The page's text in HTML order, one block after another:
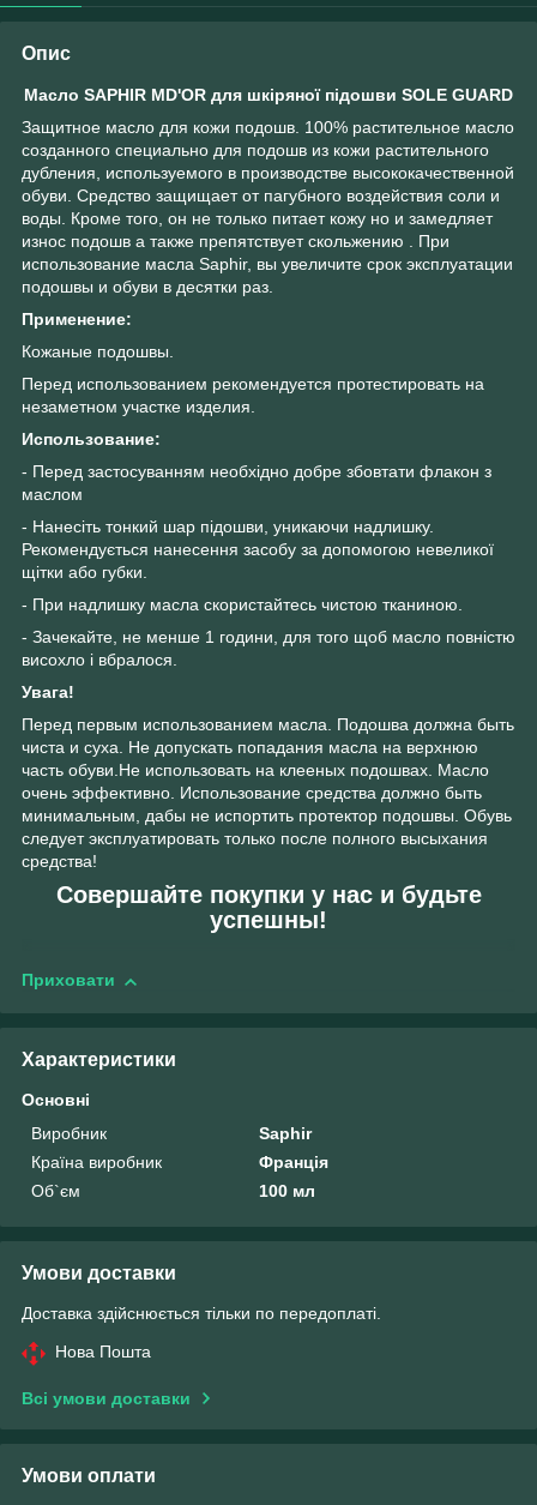
Опис
Масло SAPHIR MD'OR для шкіряної підошви SOLE GUARD
Защитное масло для кожи подошв. 100% растительное масло
созданного специально для подошв из кожи растительного
дубления, используемого в производстве высококачественной
обуви. Средство защищает от пагубного воздействия соли и
воды. Кроме того, он не только питает кожу но и замедляет
износ подошв а также препятствует скольжению . При
использование масла Saphir, вы увеличите срок эксплуатации
подошвы и обуви в десятки раз.
Применение:
Кожаные подошвы.
Перед использованием рекомендуется протестировать на
незаметном участке изделия.
Использование:
- Перед застосуванням необхідно добре збовтати флакон з
маслом
- Нанесіть тонкий шар підошви, уникаючи надлишку.
Рекомендується нанесення засобу за допомогою невеликої
щітки або губки.
- При надлишку масла скористайтесь чистою тканиною.
- Зачекайте, не менше 1 години, для того щоб масло повністю
висохло і вбралося.
Увага!
Перед первым использованием масла. Подошва должна быть
чиста и суха. Не допускать попадания масла на верхнюю
часть обуви.Не использовать на клееных подошвах. Масло
очень эффективно. Использование средства должно быть
минимальным, дабы не испортить протектор подошвы. Обувь
следует эксплуатировать только после полного высыхания
средства!
Совершайте покупки у нас и будьте
успешны!
Приховати
Характеристики
Основні
Виробник
Saphir
Країна виробник
Франція
Об`єм
100 мл
Умови доставки
Доставка здійснюється тільки по передоплаті.
Нова Пошта
Всі умови доставки
Умови оплати